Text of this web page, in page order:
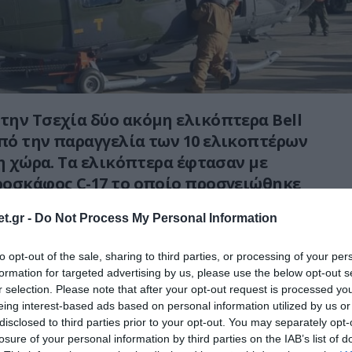
- Do Not Process My Personal Information
opt-out of the sale, sharing to third parties, or processing of your
for targeted advertising by us, please use the below opt-out
selection. Please note that after your opt-out request is processed
interest-based ads based on personal information utilized by us
to third parties prior to your opt-out. You may separately
of your personal information by third parties on the IAB’s list of
Τσεχία δύο ακόμη ελικόπτερα Bell
την παραγγελία των 10 ελικοπτέρων
χώρα. Τα ελικόπτερα έφτασαν με
C-17 το οποίο προσγειώθηκε
4 ελικόπτερα και απομένει η παράδοση
τα 2 είναι δωρεά από τις ΗΠΑ.
Venom η Τσεχία έχει υπο παραγγελία και 10
έχει παραλάβει τα 4 ενώ τα 6 θα είναι από